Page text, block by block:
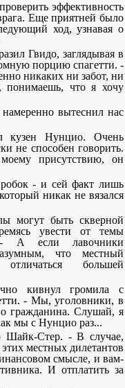
эффективность
Еще приятней было
ход, узнавая о
Гвидо, заглядывая в
порцию спагетти. -
никаких ни забот, ни
понимаешь, что я хочу
вытеснил нас
кузен Нунцио. Очень
не способен говорить.
присутствию, он
- и сей факт лишь
никак не вязался
могут быть скверной
увести от темы
- А если лавочники
что местный
большей
кивнул громила с
- Мы, уголовники, в
гражданина. Слушай, я
мы с Нунцио раз...
Шайк-Стер. - В случае,
местных дилетантов
смысле, и вам-
И отплатить за